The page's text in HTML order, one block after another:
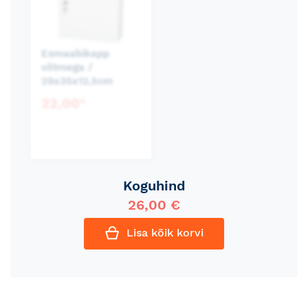
Esmaabikapp
võtmega /
29x35x12,5cm
Lisa kõik korvi
Koguhind
26,00 €